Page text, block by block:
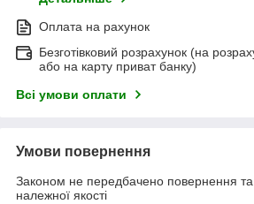
Оплата на рахунок
Безготівковий розрахунок (на
або на карту приват банку)
Всі умови оплати
Умови повернення
Законом не передбачено повернення та
належної якості